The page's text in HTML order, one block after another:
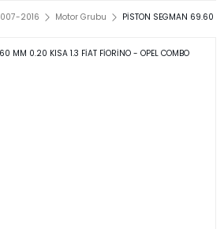
2016 Motor Grubu PİSTON SEGMAN 69.60